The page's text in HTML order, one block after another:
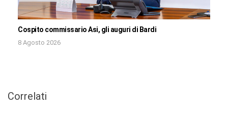
Cospito commissario Asi, gli auguri di Bardi
8 Agosto 2026
Correlati